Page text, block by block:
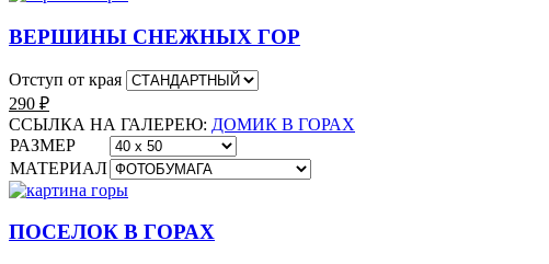
ВЕРШИНЫ СНЕЖНЫХ ГОР
Отступ от края
290 ₽
ССЫЛКА НА ГАЛЕРЕЮ: ДОМИК В ГОРАХ
РАЗМЕР
МАТЕРИАЛ
ПОСЕЛОК В ГОРАХ